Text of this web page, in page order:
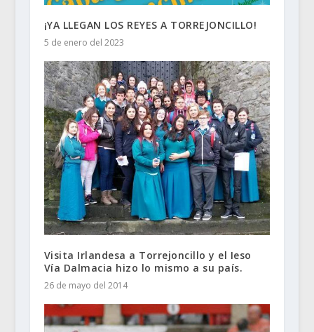
¡YA LLEGAN LOS REYES A TORREJONCILLO!
5 de enero del 2023
Visita Irlandesa a Torrejoncillo y el Ieso
Vía Dalmacia hizo lo mismo a su país.
26 de mayo del 2014